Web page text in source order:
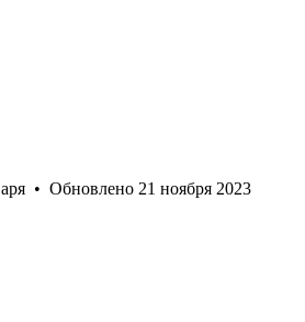
• Обновлено 21 ноября 2023